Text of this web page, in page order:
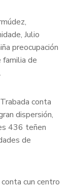
Julio
preocupación
de
conta
dispersión,
436 teñen
de
cun centro